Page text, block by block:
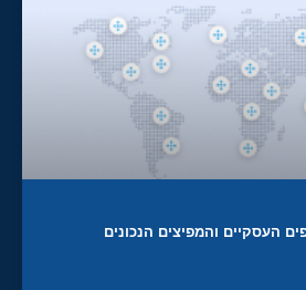
העסקיים והמפיצים הנכונים